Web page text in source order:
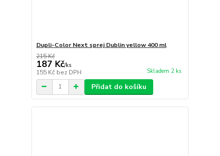
Dupli-Color Next sprej Dublin yellow 400 ml
215 Kč
187 Kč/ks
155 Kč bez DPH Skladem 2 ks
Přidat do košíku